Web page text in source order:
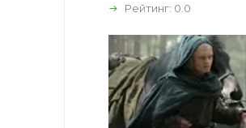
Рейтинг: 0.0